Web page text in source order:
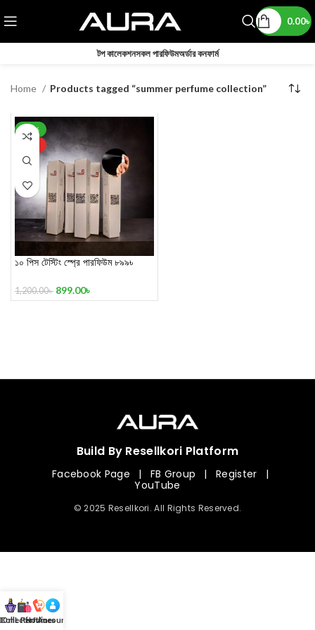
0.00৳
টপ কালেকশনসকল পারফিউমঅর্ডার কনফার্ম
Home Products tagged “summer perfume collection”
-25%
১০ পিস টেস্টিং স্প্রে পারফিউম ৮৯৯৳
1,200.00৳ 899.00৳
Build By Resellkori Platform
Facebook Page | FB Group | Register
|
YouTube
© 2025 Resellkori. All Rights Reserved.
mL Perfumes
Hotline
Account